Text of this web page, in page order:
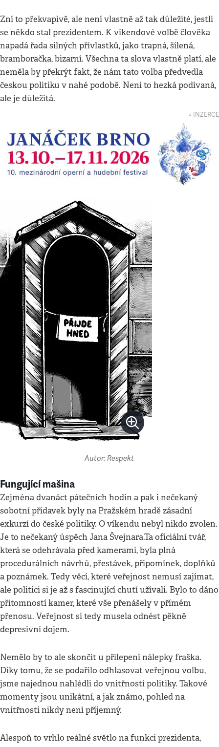
Zní to překvapivě, ale není vlastně až tak důležité, jestli
se někdo stal prezidentem. K víkendové volbě člověka
napadá řada silných přívlastků, jako trapná, šílená,
bramboračka, bizarní. Všechna ta slova vlastně platí, ale
neměla by překrýt fakt, že nám tato volba předvedla
českou politiku v nahé podobě. Není to hezká podívaná,
ale je důležitá.
↓ INZERCE
Autor: Respekt
Fungující mašina
Zejména dvanáct pátečních hodin a pak i nečekaný
sobotní přídavek byly na Pražském hradě zásadní
exkurzí do české politiky. O víkendu nebyl nikdo zvolen.
Je to nečekaný úspěch Jana Švejnara.Ta oficiální tvář,
která se odehrávala před kamerami, byla plná
procedurálních návrhů, přestávek, připomínek, doplňků
a poznámek. Tedy věcí, které veřejnost nemusí zajímat,
ale politici si je až s fascinující chutí užívali. Bylo to dáno
přítomností kamer, které vše přenášely v přímém
přenosu. Veřejnost si tedy musela odnést pěkně
depresivní dojem.
Nemělo by to ale skončit u přilepení nálepky fraška.
Díky tomu, že se podařilo odhlasovat veřejnou volbu,
jsme najednou nahlédli do vnitřností politiky. Takové
momenty jsou unikátní, a jak známo, pohled na
vnitřnosti nikdy není příjemný.
Alespoň to vrhlo reálné světlo na funkci prezidenta,